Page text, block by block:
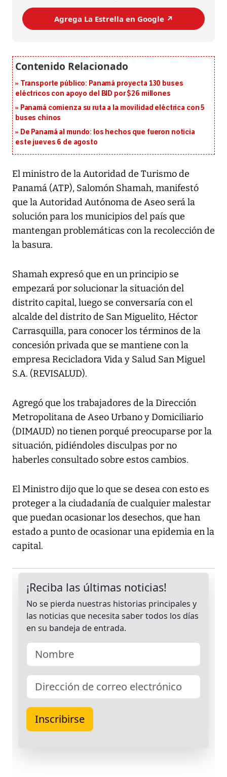
Agrega La Estrella en Google ↗️
Transporte público: Panamá proyecta 130 buses
eléctricos con apoyo del BID por $26 millones
Panamá comienza su ruta a la movilidad eléctrica con 5
buses chinos
De Panamá al mundo: los hechos que fueron noticia
este jueves 6 de agosto
El ministro de la Autoridad de Turismo de
Panamá (ATP), Salomón Shamah, manifestó
que la Autoridad Autónoma de Aseo será la
solución para los municipios del país que
mantengan problemáticas con la recolección de
la basura.
Shamah expresó que en un principio se
empezará por solucionar la situación del
distrito capital, luego se conversaría con el
alcalde del distrito de San Miguelito, Héctor
Carrasquilla, para conocer los términos de la
concesión privada que se mantiene con la
empresa Recicladora Vida y Salud San Miguel
S.A. (REVISALUD).
Agregó que los trabajadores de la Dirección
Metropolitana de Aseo Urbano y Domiciliario
(DIMAUD) no tienen porqué preocuparse por la
situación, pidiéndoles disculpas por no
haberles consultado sobre estos cambios.
El Ministro dijo que lo que se desea con esto es
proteger a la ciudadanía de cualquier malestar
que puedan ocasionar los desechos, que han
estado a punto de ocasionar una epidemia en la
capital.